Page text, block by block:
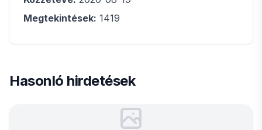
Megtekintések: 1419
Hasonló hirdetések